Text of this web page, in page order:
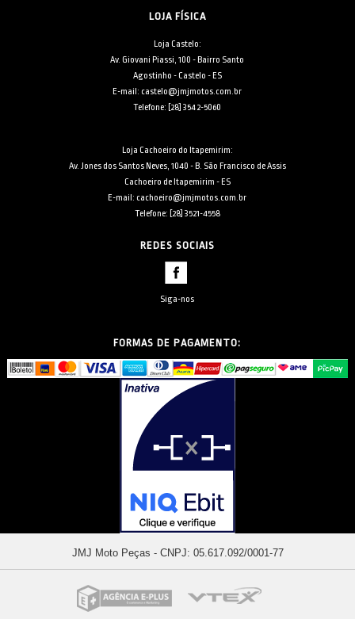
LOJA FÍSICA
Loja Castelo:
Av. Giovani Piassi, 100 - Bairro Santo
Agostinho - Castelo - ES
E-mail: castelo@jmjmotos.com.br
Telefone: [28] 3542-5060
Loja Cachoeiro do Itapemirim:
Av. Jones dos Santos Neves, 1040 - B. São Francisco de Assis
Cachoeiro de Itapemirim - ES
E-mail: cachoeiro@jmjmotos.com.br
Telefone: [28] 3521-4558
REDES SOCIAIS
Siga-nos
FORMAS DE PAGAMENTO:
JMJ Moto Peças - CNPJ: 05.617.092/0001-77